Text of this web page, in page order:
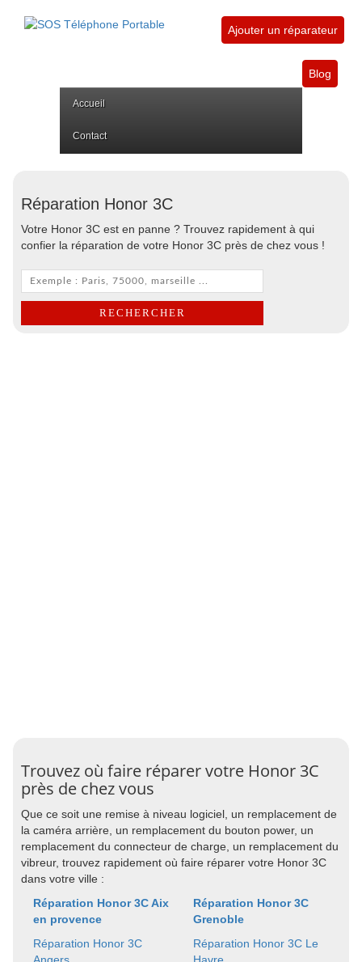
Ajouter un réparateur
Blog
Accueil
Contact
Réparation Honor 3C
Votre Honor 3C est en panne ? Trouvez rapidement à qui
confier la réparation de votre Honor 3C près de chez vous !
Trouvez où faire réparer votre Honor 3C
près de chez vous
Que ce soit une remise à niveau logiciel, un remplacement de
la caméra arrière, un remplacement du bouton power, un
remplacement du connecteur de charge, un remplacement du
vibreur, trouvez rapidement où faire réparer votre Honor 3C
dans votre ville :
Réparation Honor 3C Aix
en provence
Réparation Honor 3C
Réparation Honor 3C
Grenoble
Réparation Honor 3C Le